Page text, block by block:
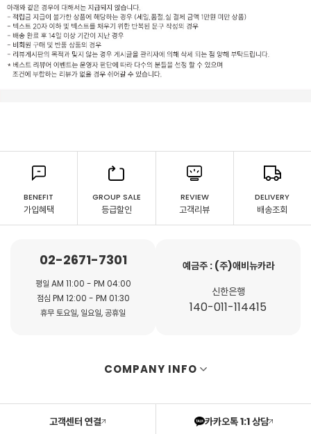
BENEFIT
가입혜택
GROUP SALE
등급할인
REVIEW
고객리뷰
DELIVERY
배송조회
02-2671-7301
평일 AM 11:00 - PM 04:00
점심 PM 12:00 - PM 01:30
휴무 토요일, 일요일, 공휴일
예금주 : (주)애비뉴카라
신한은행
140-011-114415
COMPANY INFO
고객센터 연결 카카오톡 1:1 상담